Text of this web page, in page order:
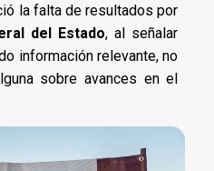
la falta de resultados por
del Estado, al señalar
información relevante, no
sobre avances en el